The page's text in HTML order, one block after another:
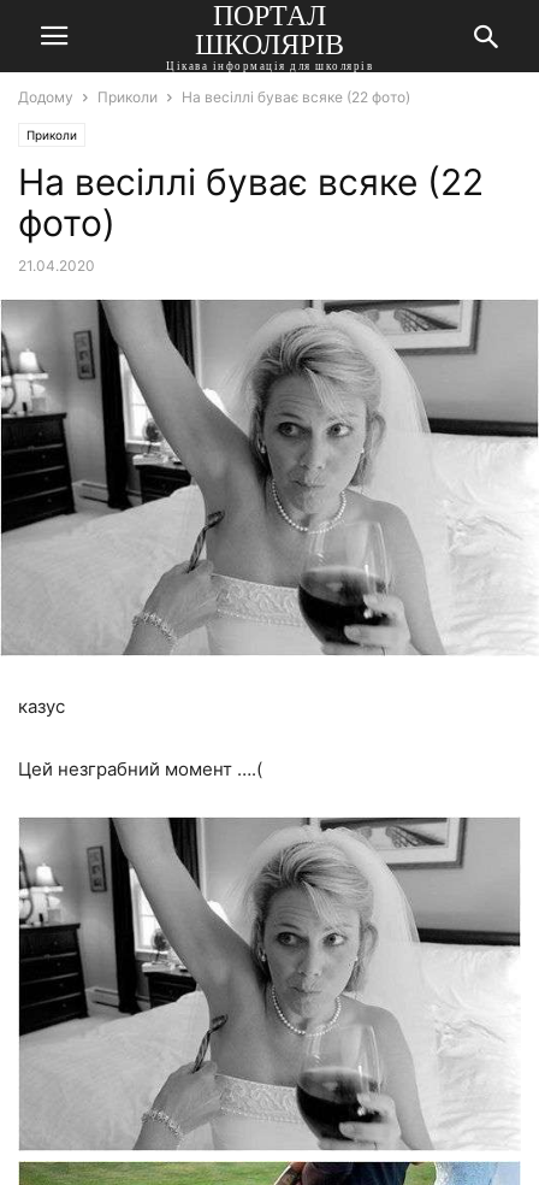
ПОРТАЛ
ШКОЛЯРІВ
Цікава інформація для школярів
Додому Приколи На весіллі буває всяке (22 фото)
Приколи
На весіллі буває всяке (22
фото)
21.04.2020
казус
Цей незграбний момент ….(